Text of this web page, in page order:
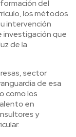
del
los métodos
intervención
investigación que
de la
sector
de esa
como los
en
y